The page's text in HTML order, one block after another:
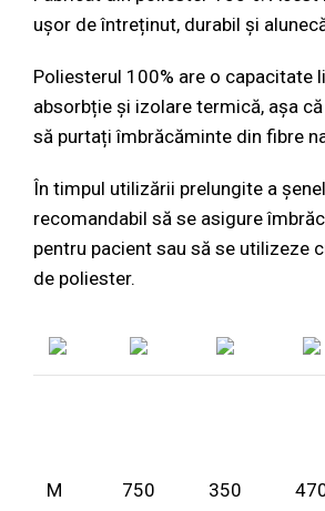
ușor de întreținut, durabil și
Poliesterul 100% are o capacitate
absorbție și izolare termică, așa
să purtați îmbrăcăminte din fibre
În timpul utilizării prelungite a
recomandabil să se asigure
pentru pacient sau să se utilizeze
de poliester.
M 750 350